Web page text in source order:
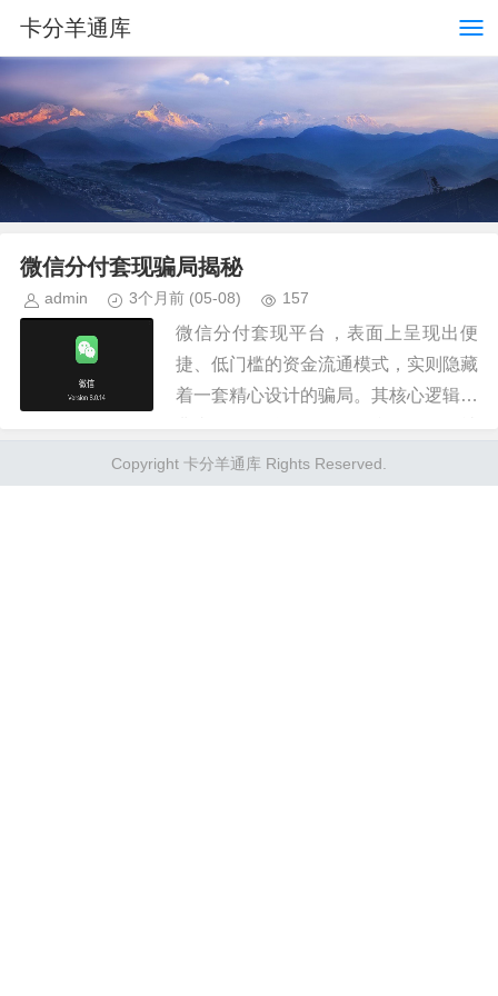
卡分羊通库
微信分付套现骗局揭秘
admin 3个月前 (05-08) 157
微信分付套现平台，表面上呈现出便
捷、低门槛的资金流通模式，实则隐藏
着一套精心设计的骗局。其核心逻辑并
交网络庞大的人群和“熟人互助”的心
理，构建了一个以“小额借贷”为名...
Copyright 卡分羊通库 Rights Reserved.